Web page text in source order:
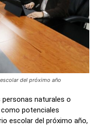
del próximo año
personas naturales o
potenciales
escolar del próximo año,